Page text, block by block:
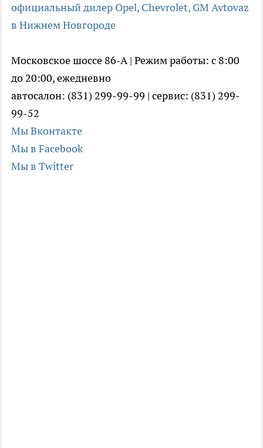
официальный дилер Opel, Chevrolet, GM Avtovaz
в Нижнем Новгороде
Московское шоссе 86-А | Режим работы: с 8:00
до 20:00, ежедневно
автосалон: (831) 299-99-99 | сервис: (831) 299-
99-52
Мы Вконтакте
Мы в Facebook
Мы в Twitter